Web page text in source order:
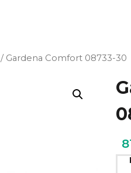
/ Gardena Comfort 08733-30